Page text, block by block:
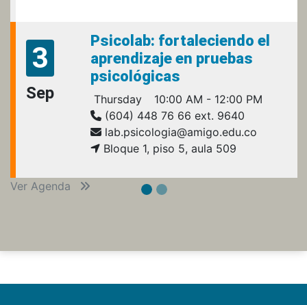
3
Sep
Psicolab: fortaleciendo el
aprendizaje en pruebas
psicológicas
Thursday
10:00 AM - 12:00 PM
(604) 448 76 66 ext. 9640
lab.psicologia@amigo.edu.co
Bloque 1, piso 5, aula 509
Ver Agenda